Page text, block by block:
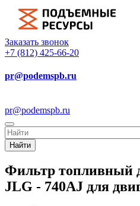
Заказать звонок
+7 (812) 425-66-20
pr@podemspb.ru
pr@podemspb.ru
Найти
Фильтр топливный
JLG - 740AJ для